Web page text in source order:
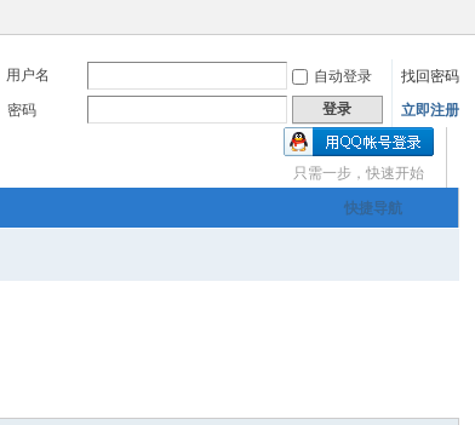
用户名 自动登录
找回密码
密码
登录 立即注册
只需一步，快速开始
快捷导航